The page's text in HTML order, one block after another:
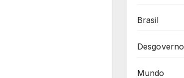
Brasil
Desgoverno
Mundo